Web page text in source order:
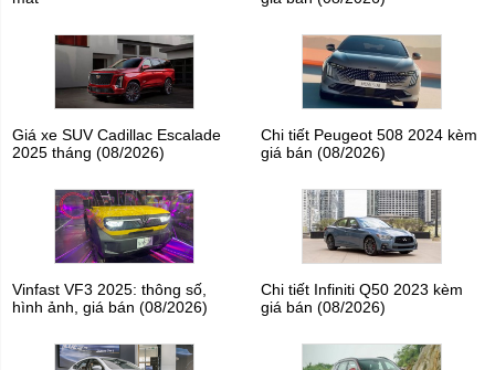
Giá xe SUV Cadillac Escalade
2025 tháng (08/2026)
Chi tiết Peugeot 508 2024 kèm
giá bán (08/2026)
Vinfast VF3 2025: thông số,
hình ảnh, giá bán (08/2026)
Chi tiết Infiniti Q50 2023 kèm
giá bán (08/2026)